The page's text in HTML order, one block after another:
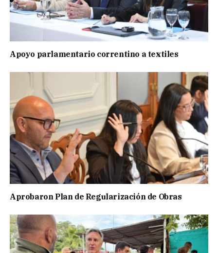
Apoyo parlamentario correntino a textiles
Aprobaron Plan de Regularización de Obras